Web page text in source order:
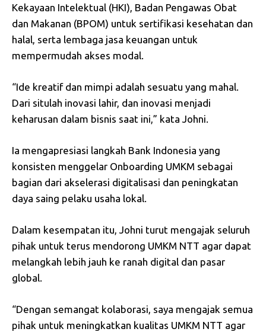
Kekayaan Intelektual (HKI), Badan Pengawas Obat
dan Makanan (BPOM) untuk sertifikasi kesehatan dan
halal, serta lembaga jasa keuangan untuk
mempermudah akses modal.
“Ide kreatif dan mimpi adalah sesuatu yang mahal.
Dari situlah inovasi lahir, dan inovasi menjadi
keharusan dalam bisnis saat ini,” kata Johni.
Ia mengapresiasi langkah Bank Indonesia yang
konsisten menggelar Onboarding UMKM sebagai
bagian dari akselerasi digitalisasi dan peningkatan
daya saing pelaku usaha lokal.
Dalam kesempatan itu, Johni turut mengajak seluruh
pihak untuk terus mendorong UMKM NTT agar dapat
melangkah lebih jauh ke ranah digital dan pasar
global.
“Dengan semangat kolaborasi, saya mengajak semua
pihak untuk meningkatkan kualitas UMKM NTT agar